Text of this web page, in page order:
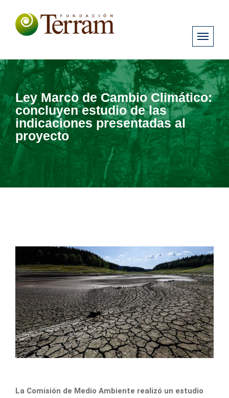
Ley Marco de Cambio Climático:
concluyen estudio de las
indicaciones presentadas al
proyecto
La Comisión de Medio Ambiente realizó un estudio